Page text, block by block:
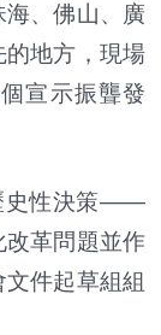
、佛山、廣
地方，現場
宣示振聾發
史性決策——
革問題並作
件起草組組